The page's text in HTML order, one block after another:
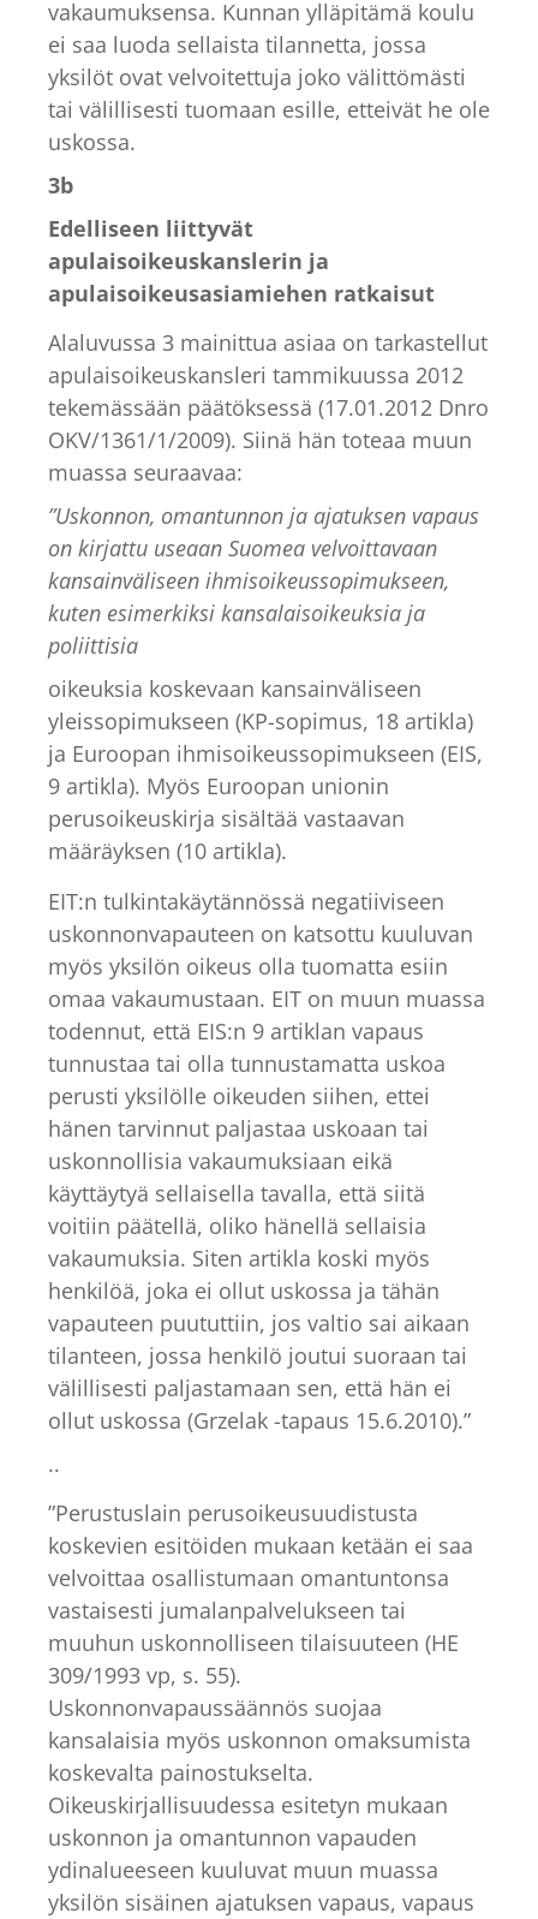
vakaumuksensa. Kunnan ylläpitämä koulu
ei saa luoda sellaista tilannetta, jossa
yksilöt ovat velvoitettuja joko välittömästi
tai välillisesti tuomaan esille, etteivät he ole
uskossa.
3b
Edelliseen liittyvät
apulaisoikeuskanslerin ja
apulaisoikeusasiamiehen ratkaisut
Alaluvussa 3 mainittua asiaa on tarkastellut
apulaisoikeuskansleri tammikuussa 2012
tekemässään päätöksessä (17.01.2012 Dnro
OKV/1361/1/2009). Siinä hän toteaa muun
muassa seuraavaa:
”Uskonnon, omantunnon ja ajatuksen vapaus
on kirjattu useaan Suomea velvoittavaan
kansainväliseen ihmisoikeussopimukseen,
kuten esimerkiksi kansalaisoikeuksia ja
poliittisia
oikeuksia koskevaan kansainväliseen
yleissopimukseen (KP-sopimus, 18 artikla)
ja Euroopan ihmisoikeussopimukseen (EIS,
9 artikla). Myös Euroopan unionin
perusoikeuskirja sisältää vastaavan
määräyksen (10 artikla).
EIT:n tulkintakäytännössä negatiiviseen
uskonnonvapauteen on katsottu kuuluvan
myös yksilön oikeus olla tuomatta esiin
omaa vakaumustaan. EIT on muun muassa
todennut, että EIS:n 9 artiklan vapaus
tunnustaa tai olla tunnustamatta uskoa
perusti yksilölle oikeuden siihen, ettei
hänen tarvinnut paljastaa uskoaan tai
uskonnollisia vakaumuksiaan eikä
käyttäytyä sellaisella tavalla, että siitä
voitiin päätellä, oliko hänellä sellaisia
vakaumuksia. Siten artikla koski myös
henkilöä, joka ei ollut uskossa ja tähän
vapauteen puututtiin, jos valtio sai aikaan
tilanteen, jossa henkilö joutui suoraan tai
välillisesti paljastamaan sen, että hän ei
ollut uskossa (Grzelak -tapaus 15.6.2010).”
..
”Perustuslain perusoikeusuudistusta
koskevien esitöiden mukaan ketään ei saa
velvoittaa osallistumaan omantuntonsa
vastaisesti jumalanpalvelukseen tai
muuhun uskonnolliseen tilaisuuteen (HE
309/1993 vp, s. 55).
Uskonnonvapaussäännös suojaa
kansalaisia myös uskonnon omaksumista
koskevalta painostukselta.
Oikeuskirjallisuudessa esitetyn mukaan
uskonnon ja omantunnon vapauden
ydinalueeseen kuuluvat muun muassa
yksilön sisäinen ajatuksen vapaus, vapaus